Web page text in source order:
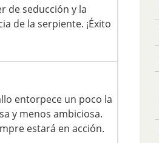
de seducción y la
de la serpiente. ¡Éxito
entorpece un poco la
y menos ambiciosa.
estará en acción.